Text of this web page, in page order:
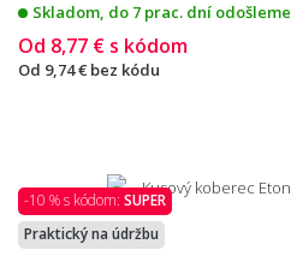
Skladom, do 7 prac. dní odošleme
Od 8,77 € s kódom
Od 9,74 € bez kódu
-10 % s kódom: SUPER
Praktický na údržbu